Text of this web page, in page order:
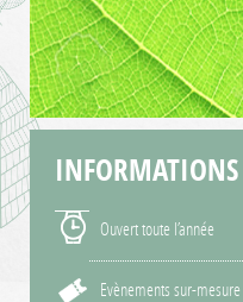
INFORMATIONS
Ouvert toute l’année
Evènements sur-mesure